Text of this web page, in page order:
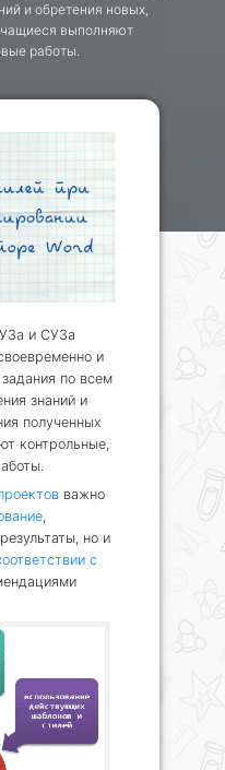
и обретения новых,
выполняют
работы.
и СУЗа
и
по всем
знаний и
полученных
контрольные,
важно
,
но и
с